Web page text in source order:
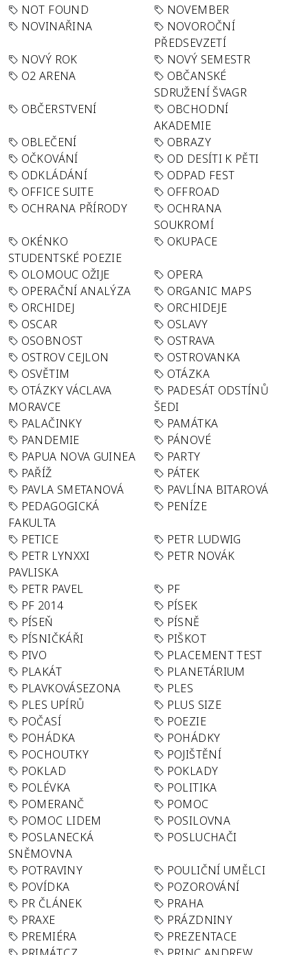
NOT FOUND
NOVEMBER
NOVINAŘINA
NOVOROČNÍ
PŘEDSEVZETÍ
NOVÝ ROK
NOVÝ SEMESTR
O2 ARENA
OBČANSKÉ
SDRUŽENÍ ŠVAGR
OBČERSTVENÍ
OBCHODNÍ
AKADEMIE
OBLEČENÍ
OBRAZY
OČKOVÁNÍ
OD DESÍTI K PĚTI
ODKLÁDÁNÍ
ODPAD FEST
OFFICE SUITE
OFFROAD
OCHRANA PŘÍRODY
OCHRANA
SOUKROMÍ
OKÉNKO
STUDENTSKÉ POEZIE
OKUPACE
OLOMOUC OŽIJE
OPERA
OPERAČNÍ ANALÝZA
ORGANIC MAPS
ORCHIDEJ
ORCHIDEJE
OSCAR
OSLAVY
OSOBNOST
OSTRAVA
OSTROV CEJLON
OSTROVANKA
OSVĚTIM
OTÁZKA
OTÁZKY VÁCLAVA
MORAVCE
PADESÁT ODSTÍNŮ
ŠEDI
PALAČINKY
PAMÁTKA
PANDEMIE
PÁNOVÉ
PAPUA NOVA GUINEA
PARTY
PAŘÍŽ
PÁTEK
PAVLA SMETANOVÁ
PAVLÍNA BITAROVÁ
PEDAGOGICKÁ
FAKULTA
PENÍZE
PETICE
PETR LUDWIG
PETR LYNXXI
PAVLISKA
PETR NOVÁK
PETR PAVEL
PF
PF 2014
PÍSEK
PÍSEŇ
PÍSNĚ
PÍSNIČKÁŘI
PIŠKOT
PIVO
PLACEMENT TEST
PLAKÁT
PLANETÁRIUM
PLAVKOVÁSEZONA
PLES
PLES UPÍRŮ
PLUS SIZE
POČASÍ
POEZIE
POHÁDKA
POHÁDKY
POCHOUTKY
POJIŠTĚNÍ
POKLAD
POKLADY
POLÉVKA
POLITIKA
POMERANČ
POMOC
POMOC LIDEM
POSILOVNA
POSLANECKÁ
SNĚMOVNA
POSLUCHAČI
POTRAVINY
POULIČNÍ UMĚLCI
POVÍDKA
POZOROVÁNÍ
PR ČLÁNEK
PRAHA
PRAXE
PRÁZDNINY
PREMIÉRA
PREZENTACE